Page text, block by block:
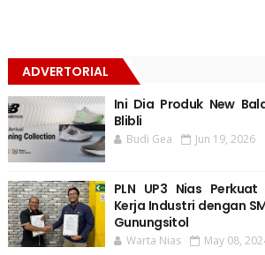
ADVERTORIAL
Ini Dia Produk New
Blibli
Budi Gea Jun 19, 2026
PLN UP3 Nias
Kerja Industri dengan
Gunungsitol
Warta Nias May 08,